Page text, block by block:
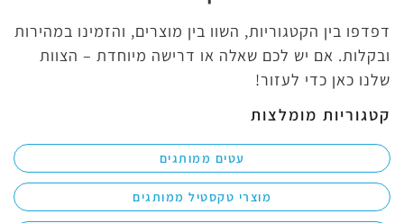
קטגוריות מומלצות
עטים ממותגים
מוצרי טקסטיל ממותגים
דפדפו בין הקטגוריות, השוו בין מוצרים, והזמינו במהירות
ובקלות. אם יש לכם שאלה או דרישה מיוחדת – הצוות
שלנו כאן כדי לעזור!